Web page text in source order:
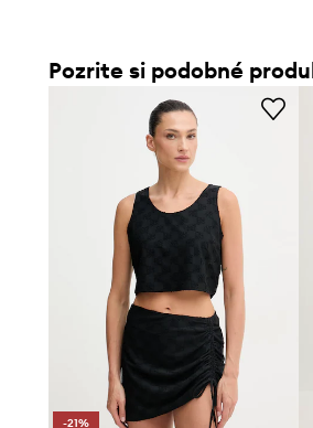
Pozrite si podobné
-21%